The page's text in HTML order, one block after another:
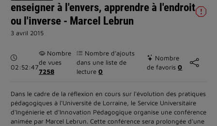
enseigner à l'envers, apprendre à l'endroit
ou l'inverse - Marcel Lebrun
3 avril 2015
Durée :
02:52:47
Nombre
de vues
7258
Nombre d’ajouts
dans une liste de
lecture0
Nombre
de favoris0
Dans le cadre de la réflexion en cours sur l'évolution des pratiques
pédagogiques à l'Université de Lorraine, le Service Universitaire
d'Ingénierie et d'Innovation Pédagogique organise une conférence
animée par Marcel Lebrun. Cette conférence sera prolongée d'une